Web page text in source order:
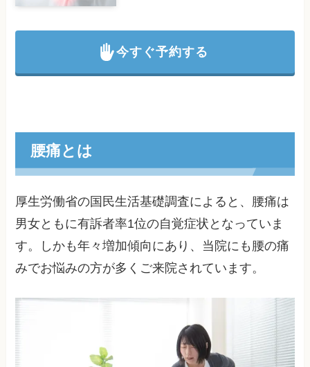
今すぐ予約する
腰痛とは
厚生労働省の国民生活基礎調査によると、腰痛は
男女ともに有訴者率1位の自覚症状となっていま
す。しかも年々増加傾向にあり、当院にも腰の痛
みでお悩みの方が多くご来院されています。